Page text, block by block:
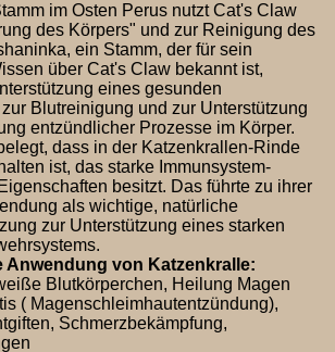
im Osten Perus nutzt Cat's Claw
des Körpers" und zur Reinigung des
ein Stamm, der für sein
über Cat's Claw bekannt ist,
eines gesunden
zur Blutreinigung und zur Unterstützung
entzündlicher Prozesse im Körper.
dass in der Katzenkrallen-Rinde
ist, das starke Immunsystem-
besitzt. Das führte zu ihrer
als wichtige, natürliche
zur Unterstützung eines starken
Anwendung von Katzenkralle:
Blutkörperchen, Heilung Magen
( Magenschleimhautentzündung),
Schmerzbekämpfung,